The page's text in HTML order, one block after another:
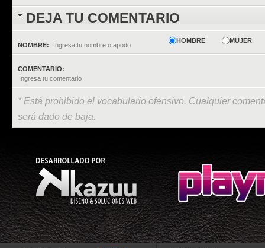
DEJA TU COMENTARIO
NOMBRE:
HOMBRE MUJER
COMENTARIO:
* Está prohibido el vocabulario ofensivo. Cualquier
será dado de baja.